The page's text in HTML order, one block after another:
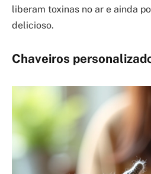
liberam toxinas no ar e ainda
delicioso.
Chaveiros